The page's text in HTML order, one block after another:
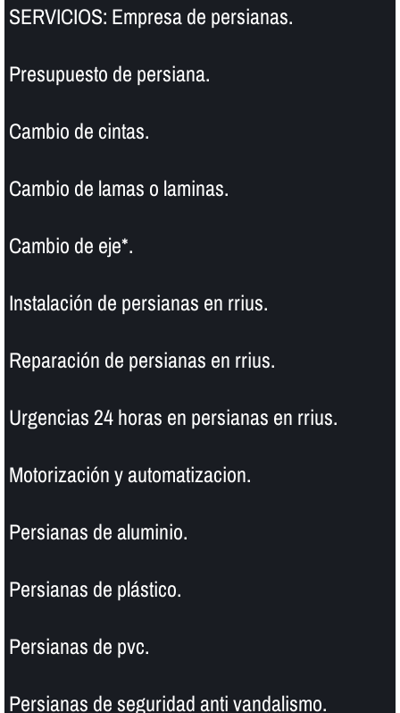
SERVICIOS: Empresa de persianas.
Presupuesto de persiana.
Cambio de cintas.
Cambio de lamas o laminas.
Cambio de eje*.
Instalación de persianas en rrius.
Reparación de persianas en rrius.
Urgencias 24 horas en persianas en rrius.
Motorización y automatizacion.
Persianas de aluminio.
Persianas de plástico.
Persianas de pvc.
Persianas de seguridad anti vandalismo.